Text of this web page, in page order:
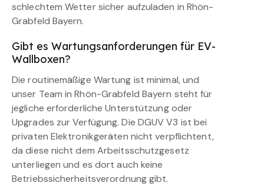
schlechtem Wetter sicher aufzuladen in Rhön-
Grabfeld Bayern.
Gibt es Wartungsanforderungen für EV-
Wallboxen?
Die routinemäßige Wartung ist minimal, und
unser Team in Rhön-Grabfeld Bayern steht für
jegliche erforderliche Unterstützung oder
Upgrades zur Verfügung. Die DGUV V3 ist bei
privaten Elektronikgeräten nicht verpflichtent,
da diese nicht dem Arbeitsschutzgesetz
unterliegen und es dort auch keine
Betriebssicherheitsverordnung gibt.